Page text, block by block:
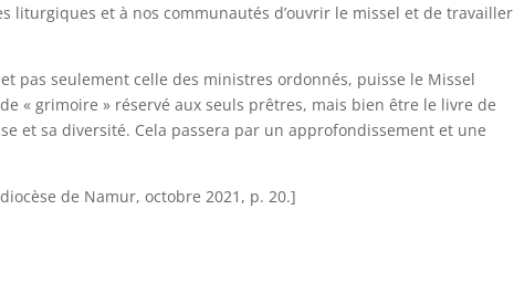
liturgiques et à nos communautés d’ouvrir le missel et de travailler
pas seulement celle des ministres ordonnés, puisse le Missel
« grimoire » réservé aux seuls prêtres, mais bien être le livre de
et sa diversité. Cela passera par un approfondissement et une
de Namur, octobre 2021, p. 20.]